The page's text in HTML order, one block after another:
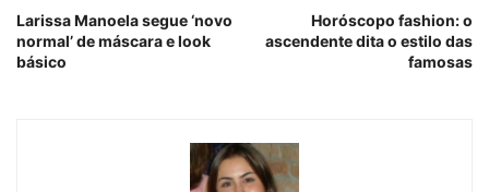
Larissa Manoela segue ‘novo
normal’ de máscara e look
básico
Horóscopo fashion: o
ascendente dita o estilo das
famosas